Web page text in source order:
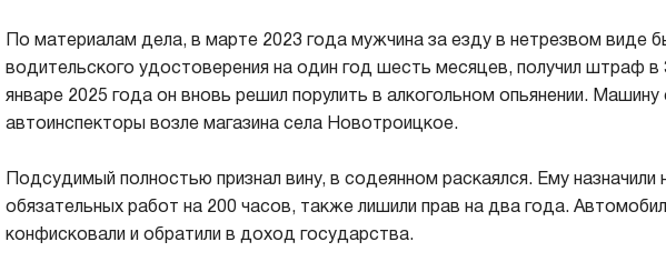
По материалам дела, в марте 2023 года мужчина за езду в нетрезвом виде
водительского удостоверения на один год шесть месяцев, получил штраф в
январе 2025 года он вновь решил порулить в алкогольном опьянении. Машину
автоинспекторы возле магазина села Новотроицкое.
Подсудимый полностью признал вину, в содеянном раскаялся. Ему назначили
обязательных работ на 200 часов, также лишили прав на два года.
конфисковали и обратили в доход государства.